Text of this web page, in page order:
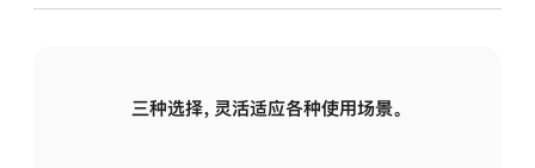
三种选择，灵活适应各种使用场景。